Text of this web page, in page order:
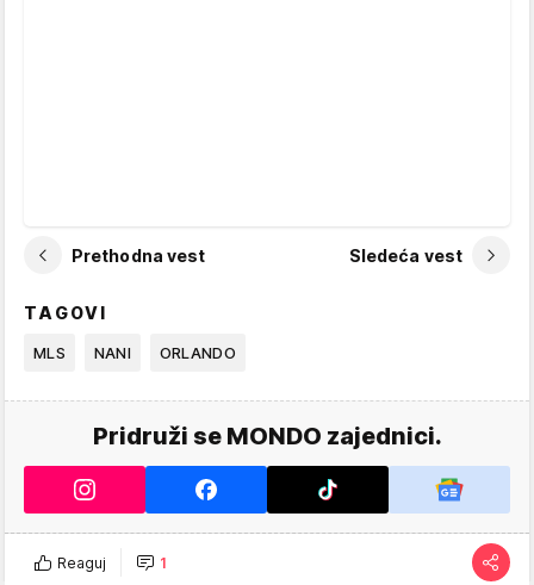
Prethodna vest Sledeća vest
TAGOVI
MLS NANI ORLANDO
Pridruži se MONDO zajednici.
Reaguj 1